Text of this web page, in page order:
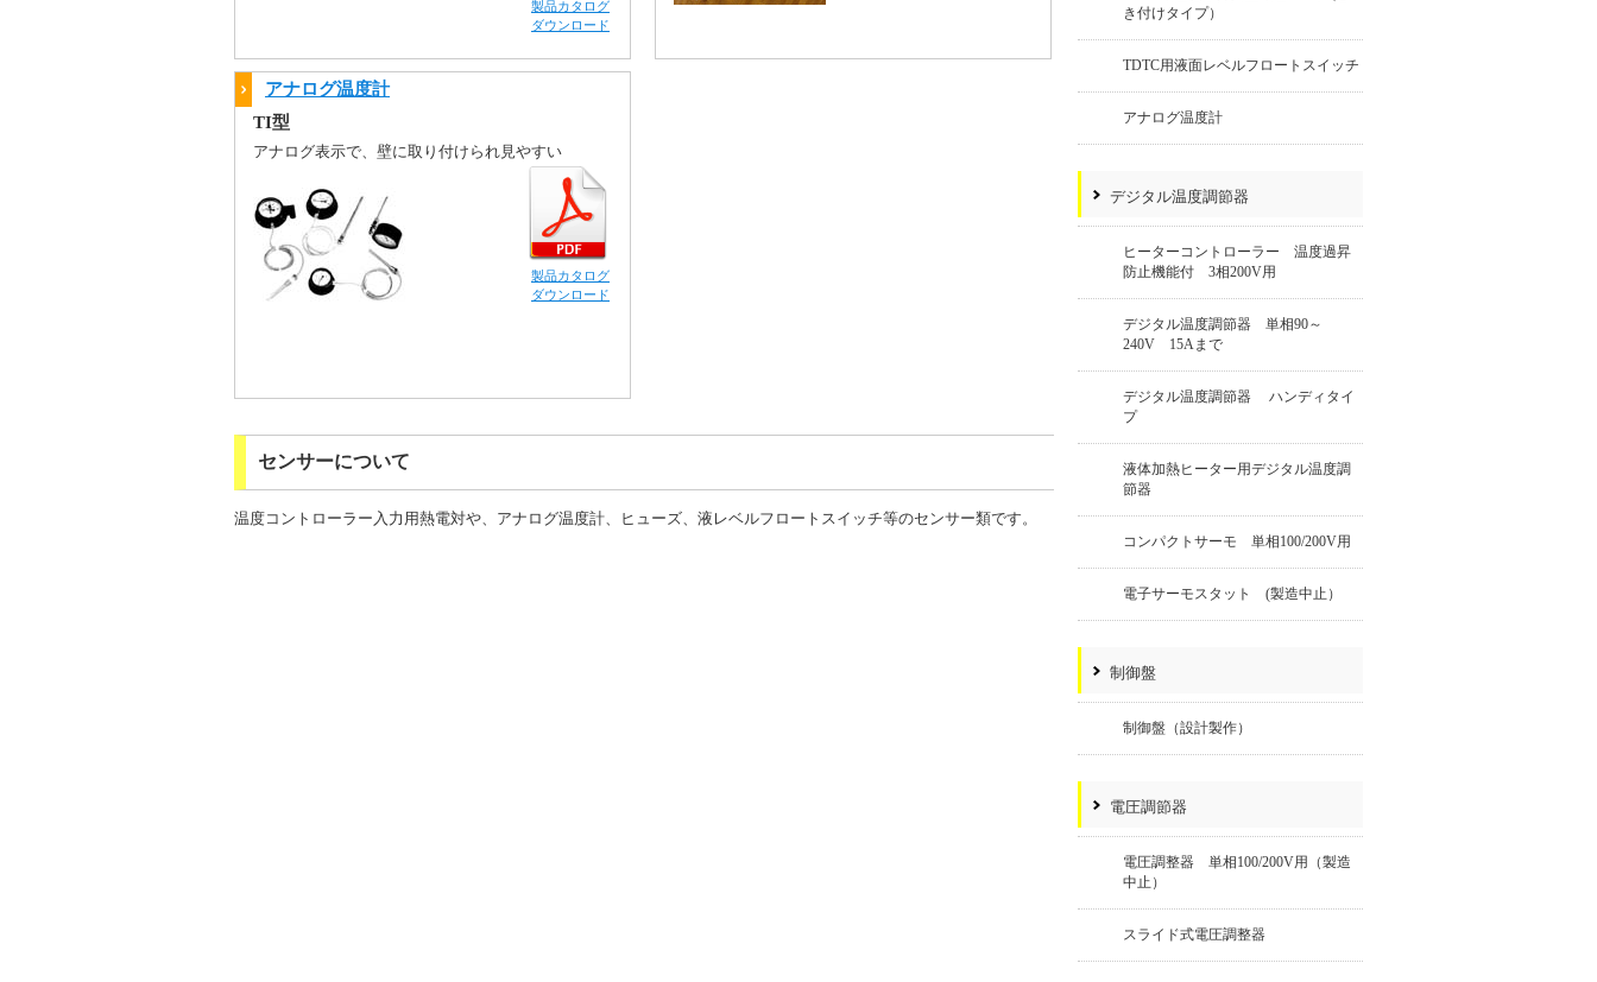
製品カタログ
ダウンロード
アナログ温度計
TI型
アナログ表示で、壁に取り付けられ見やすい
製品カタログ
ダウンロード
センサーについて
温度コントローラー入力用熱電対や、アナログ温度計、ヒューズ、液レベルフロートスイッチ等のセンサー類です。
き付けタイプ）
TDTC用液面レベルフロートスイッチ
アナログ温度計
デジタル温度調節器
ヒーターコントローラー 温度過昇
防止機能付 3相200V用
デジタル温度調節器 単相90～
240V 15Aまで
デジタル温度調節器 ハンディタイ
プ
液体加熱ヒーター用デジタル温度調
節器
コンパクトサーモ 単相100/200V用
電子サーモスタット (製造中止）
制御盤
制御盤（設計製作）
電圧調節器
電圧調整器 単相100/200V用（製造
中止）
スライド式電圧調整器